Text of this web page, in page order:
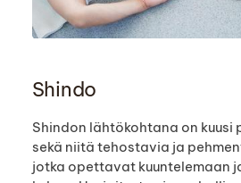
Shindo
Shindon lähtökohtana on kuusi
sekä niitä tehostavia ja
jotka opettavat kuuntelemaan